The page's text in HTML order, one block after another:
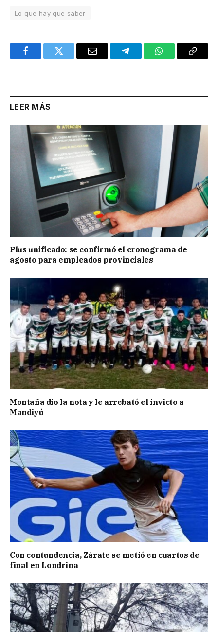
Lo que hay que saber
FacebookTwitter Email TelegramWhatsAppCopy
LEER MÁS
Plus unificado: se confirmó el cronograma de
agosto para empleados provinciales
Montaña dio la nota y le arrebató el invicto a
Mandiyú
Con contundencia, Zárate se metió en cuartos de
final en Londrina